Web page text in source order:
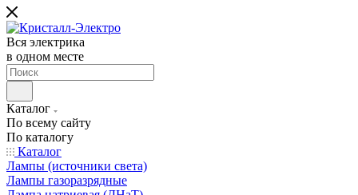
Вся электрика
в одном месте
Каталог
По всему сайту
По каталогу
Каталог
Лампы (источники света)
Лампы газоразрядные